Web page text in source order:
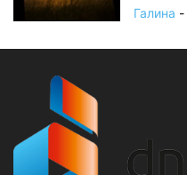
Галина -